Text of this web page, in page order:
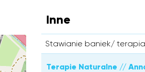
Inne
Stawianie baniek/
Terapie Naturalne //